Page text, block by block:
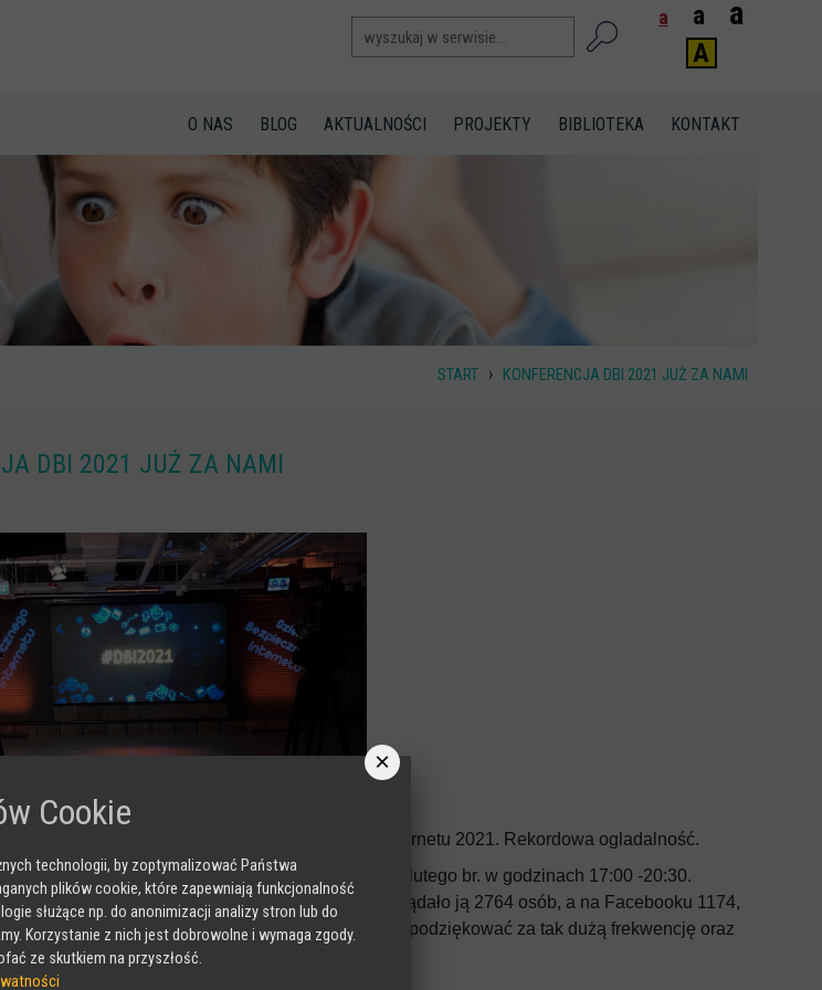
a a a
A
O NAS BLOG AKTUALNOŚCI PROJEKTY BIBLIOTEKA KONTAKT
START › KONFERENCJA DBI 2021 JUŻ ZA NAMI
DBI 2021 JUŻ ZA NAMI
konferencji z okazji Dnia Bezpiecznego Internetu 2021. Rekordowa ogladalność.
Dnia Bezpiecznego Internetu 2021 odbyła się 9 lutego br. w godzinach 17:00 -20:30.
wynika, że za pomocą transmisji YouTube oglądało ją 2764 osób, a na Facebooku 1174,
3938 widzów konferencji. Organizatorzy pragną podziękować za tak dużą frekwencję oraz
komentarze.
×
Cookie
technologii, by zoptymalizować Państwa
plików cookie, które zapewniają funkcjonalność
służące np. do anonimizacji analizy stron lub do
Korzystanie z nich jest dobrowolne i wymaga zgody.
ze skutkiem na przyszłość.